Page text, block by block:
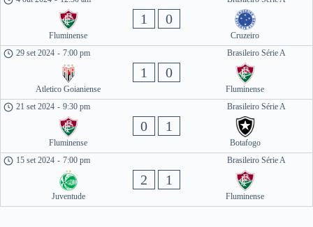
Fluminense
1 0
Cruzeiro
Brasileiro Série A
29 set 2024 - 7:00 pm
Atletico Goianiense
1 0
Fluminense
Brasileiro Série A
21 set 2024 - 9:30 pm
Fluminense
0 1
Botafogo
Brasileiro Série A
15 set 2024 - 7:00 pm
Juventude
2 1
Fluminense